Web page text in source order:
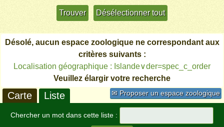
Désolé, aucun espace zoologique ne correspondant aux
critères suivants :
Localisation géographique : Islande∨der=spec_c_order
Veuillez élargir votre recherche
✉ Proposer un espace zoologique
Carte Liste
Chercher un mot dans cette liste :